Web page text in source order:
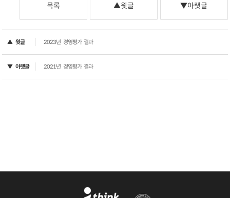
목록 ▲윗글 ▼아랫글
▲ 윗글 2023년 경영평가 결과
▼ 아랫글 2021년 경영평가 결과